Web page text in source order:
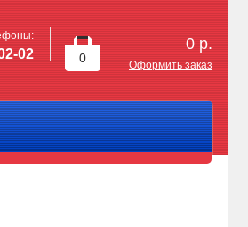
0
0 р.
Оформить заказ
02